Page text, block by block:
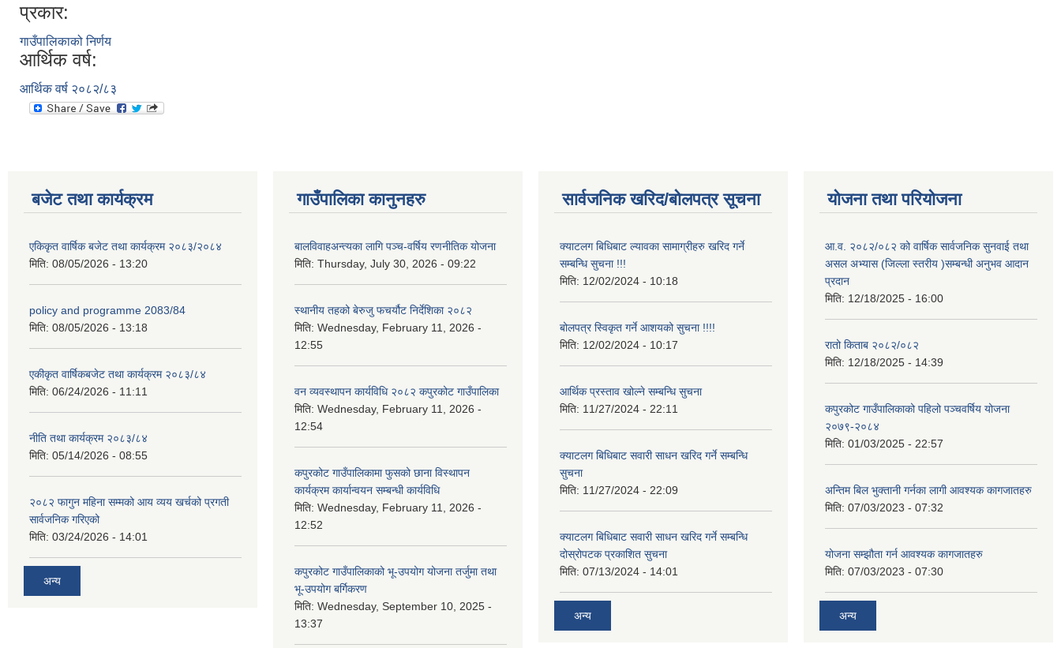
प्रकार:
गाउँपालिकाको निर्णय
आर्थिक वर्ष:
आर्थिक वर्ष २०८२/८३
बजेट तथा कार्यक्रम
एकिकृत वार्षिक बजेट तथा कार्यक्रम २०८३/२०८४
मिति: 08/05/2026 - 13:20
policy and programme 2083/84
मिति: 08/05/2026 - 13:18
एकीकृत वार्षिकबजेट तथा कार्यक्रम २०८३/८४
मिति: 06/24/2026 - 11:11
नीति तथा कार्यक्रम २०८३/८४
मिति: 05/14/2026 - 08:55
२०८२ फागुन महिना सम्मको आय व्यय खर्चको प्रगती
सार्वजनिक गरिएको
मिति: 03/24/2026 - 14:01
अन्य
गाउँपालिका कानुनहरु
बालविवाहअन्त्यका लागि पञ्च-वर्षिय रणनीतिक योजना
मिति: Thursday, July 30, 2026 - 09:22
स्थानीय तहको बेरुजु फचर्यौट निर्देशिका २०८२
मिति: Wednesday, February 11, 2026 -
12:55
वन व्यवस्थापन कार्यविधि २०८२ कपुरकोट गाउँपालिका
मिति: Wednesday, February 11, 2026 -
12:54
कपुरकोट गाउँपालिकामा फुसको छाना विस्थापन
कार्यक्रम कार्यान्वयन सम्बन्धी कार्यविधि
मिति: Wednesday, February 11, 2026 -
12:52
कपुरकोट गाउँपालिकाको भू-उपयोग योजना तर्जुमा तथा
भू-उपयोग बर्गिकरण
मिति: Wednesday, September 10, 2025 -
13:37
सार्वजनिक खरिद/बोलपत्र सूचना
क्याटलग बिधिबाट ल्यावका सामाग्रीहरु खरिद गर्ने
सम्बन्धि सुचना !!!
मिति: 12/02/2024 - 10:18
बोलपत्र स्विकृत गर्ने आशयको सुचना !!!!
मिति: 12/02/2024 - 10:17
आर्थिक प्रस्ताव खोल्ने सम्बन्धि सुचना
मिति: 11/27/2024 - 22:11
क्याटलग बिधिबाट सवारी साधन खरिद गर्ने सम्बन्धि
सुचना
मिति: 11/27/2024 - 22:09
क्याटलग बिधिबाट सवारी साधन खरिद गर्ने सम्बन्धि
दोस्रोपटक प्रकाशित सुचना
मिति: 07/13/2024 - 14:01
अन्य
योजना तथा परियोजना
आ.व. २०८२/०८२ को वार्षिक सार्वजनिक सुनवाई तथा
असल अभ्यास (जिल्ला स्तरीय )सम्बन्धी अनुभव आदान
प्रदान
मिति: 12/18/2025 - 16:00
रातो किताब २०८२/०८२
मिति: 12/18/2025 - 14:39
कपुरकोट गाउँपालिकाको पहिलो पञ्चवर्षिय योजना
२०७९-२०८४
मिति: 01/03/2025 - 22:57
अन्तिम बिल भुक्तानी गर्नका लागी आवश्यक कागजातहरु
मिति: 07/03/2023 - 07:32
योजना सम्झौता गर्न आवश्यक कागजातहरु
मिति: 07/03/2023 - 07:30
अन्य